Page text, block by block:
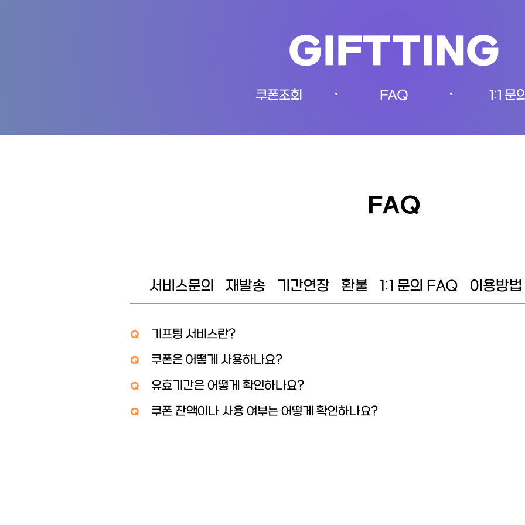
GIFTTING
쿠폰조회 • FAQ • 1:1 문
FAQ
서비스문의 재발송 기간연장 환불 1:1 문의 FAQ 이용방법
Q 기프팅 서비스란?
Q 쿠폰은 어떻게 사용하나요?
Q 유효기간은 어떻게 확인하나요?
Q 쿠폰 잔액이나 사용 여부는 어떻게 확인하나요?